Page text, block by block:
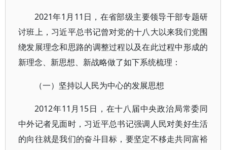
2021年1月11日，在省部级主要领导干部专题研
讨班上，习近平总书记曾对党的十八大以来我们党围
绕发展理念和思路的调整过程以及在此过程中形成的
新理念、新思想、新战略做了如下系统梳理：
（一）坚持以人民为中心的发展思想
2012年11月15日，在十八届中央政治局常委同
中外记者见面时，习近平总书记强调人民对美好生活
的向往就是我们的奋斗目标，要坚定不移走共同富裕